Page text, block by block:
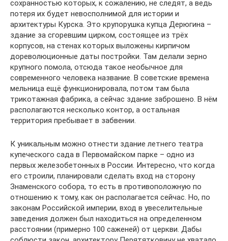
сохранностью которых, к сожалению, не следят, а ведь
потеря их будет невосполнимой для истории и
архитектуры Курска. Это крупорушка купца Дерюгина –
здание за сгоревшим цирком, состоящее из трёх
корпусов, на стенах которых выложены кирпичом
дореволюционные даты постройки. Там делали зерно
крупного помола, отсюда такое необычное для
современного человека название. В советские времена
мельница ещё функционировала, потом там была
трикотажная фабрика, а сейчас здание заброшено. В нём
располагаются несколько контор, а остальная
территория пребывает в забвении.
К уникальным можно отнести здание летнего театра
купеческого сада в Первомайском парке – одно из
первых железобетонных в России. Интересно, что когда
его строили, планировали сделать вход на сторону
Знаменского собора, то есть в противоположную по
отношению к тому, как он располагается сейчас. Но, по
законам Российской империи, вход в увеселительные
заведения должен был находиться на определенном
расстоянии (примерно 100 саженей) от церкви. Дабы